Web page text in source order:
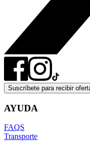
Suscríbete para recibir
AYUDA
FAQS
Transporte